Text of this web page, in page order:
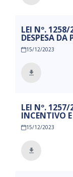
LEI Nº. 1258/
DESPESA DA
OUTRAS
15/12/2023
LEI Nº. 1257/
INCENTIVO
INTERESSE
ESTABELECE
INCENTIVOS
15/12/2023